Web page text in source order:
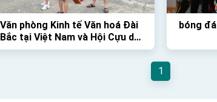
Văn phòng Kinh tế Văn hoá Đài
Bắc tại Việt Nam và Hội Cựu du
học sinh Việt Nam tại Đài Loan
bóng đá
1